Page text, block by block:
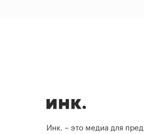
Инк. – это медиа для